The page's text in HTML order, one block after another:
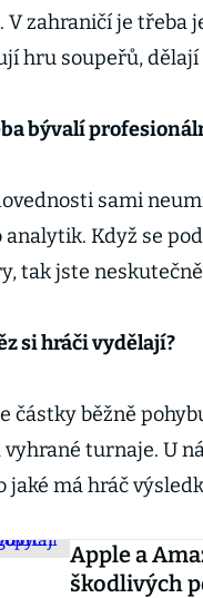
V zahraničí je třeba
hru soupeřů,
bývalí
sami
analytik. Když se
tak jste
si hráči vydělají?
částky běžně
vyhrané turnaje. U
jaké má hráč
Apple a
škodlivých